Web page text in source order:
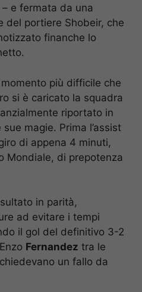
e fermata da una
del portiere Shobeir, che
finanche lo
più difficile che
si è caricato la squadra
riportato in
magie. Prima l’assist
di appena 4 minuti,
Mondiale, di prepotenza
in parità,
ad evitare i tempi
il gol del definitivo 3-2
Fernandez tra le
un fallo da